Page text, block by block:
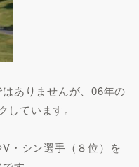
ありませんが、06年の
ています。
・シン選手（８位）を